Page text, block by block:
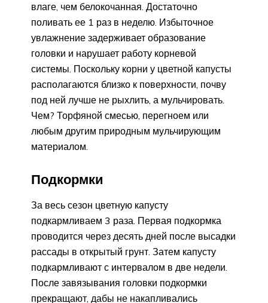
влаге, чем белокочанная. Достаточно
поливать ее 1 раз в неделю. Избыточное
увлажнение задерживает образование
головки и нарушает работу корневой
системы. Поскольку корни у цветной капусты
располагаются близко к поверхности, почву
под ней лучше не рыхлить, а мульчировать.
Чем? Торфяной смесью, перегноем или
любым другим природным мульчирующим
материалом.
Подкормки
За весь сезон цветную капусту
подкармливаем 3 раза. Первая подкормка
проводится через десять дней после высадки
рассады в открытый грунт. Затем капусту
подкармливают с интервалом в две недели.
После завязывания головки подкормки
прекращают, дабы не накапливались